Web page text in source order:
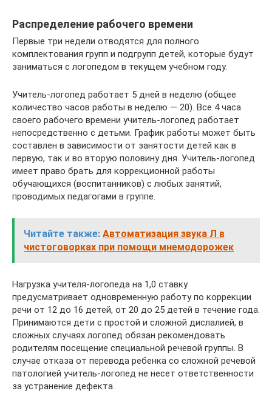
Распределение рабочего времени
Первые три недели отводятся для полного
комплектования групп и подгрупп детей, которые будут
заниматься с логопедом в текущем учебном году.
Учитель-логопед работает 5 дней в неделю (общее
количество часов работы в неделю — 20). Все 4 часа
своего рабочего времени учитель-логопед работает
непосредственно с детьми. График работы может быть
составлен в зависимости от занятости детей как в
первую, так и во вторую половину дня. Учитель-логопед
имеет право брать для коррекционной работы
обучающихся (воспитанников) с любых занятий,
проводимых педагогами в группе.
Читайте также: Автоматизация звука Л в
чистоговорках при помощи мнемодорожек
Нагрузка учителя-логопеда на 1,0 ставку
предусматривает одновременную работу по коррекции
речи от 12 до 16 детей, от 20 до 25 детей в течение года.
Принимаются дети с простой и сложной дислалией, в
сложных случаях логопед обязан рекомендовать
родителям посещение специальной речевой группы. В
случае отказа от перевода ребенка со сложной речевой
патологией учитель-логопед не несет ответственности
за устранение дефекта.